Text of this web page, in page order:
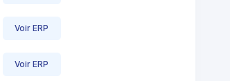
Voir ERP
Voir ERP